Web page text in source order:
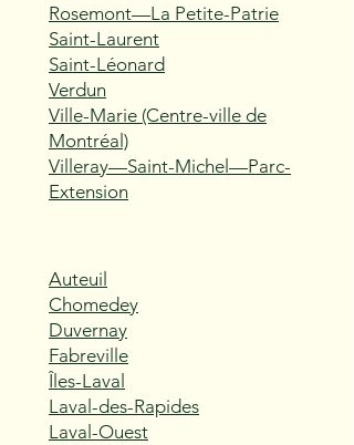
Rosemont—La Petite-Patrie
Saint-Laurent
Saint-Léonard
Verdun
Ville-Marie (Centre-ville de
Montréal)
Villeray—Saint-Michel—Parc-
Extension
Auteuil
Chomedey
Duvernay
Fabreville
Îles-Laval
Laval-des-Rapides
Laval-Ouest